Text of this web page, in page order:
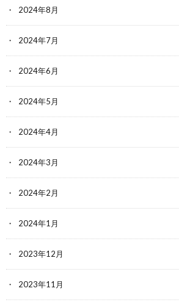
2024年8月
2024年7月
2024年6月
2024年5月
2024年4月
2024年3月
2024年2月
2024年1月
2023年12月
2023年11月